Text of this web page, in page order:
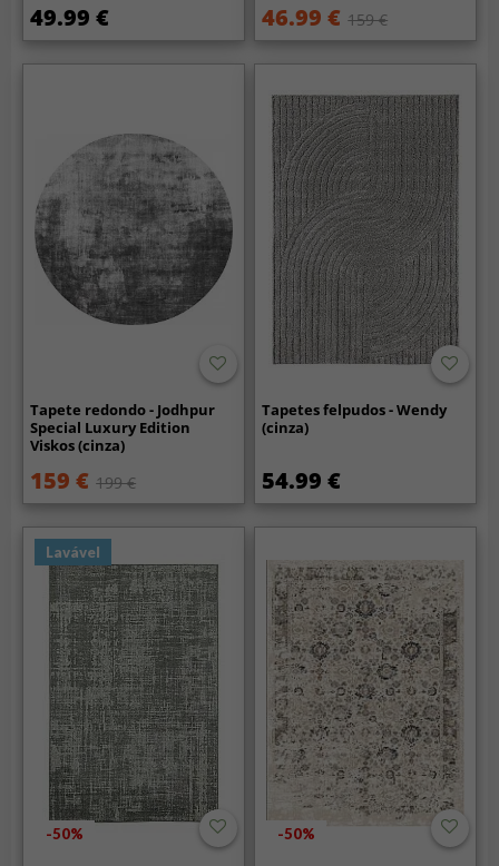
49.99 € 46.99 € 159 €
Tapete redondo - Jodhpur
Special Luxury Edition
Viskos (cinza)
159 € 199 €
Tapetes felpudos - Wendy
(cinza)
54.99 €
Lavável
-50% -50%